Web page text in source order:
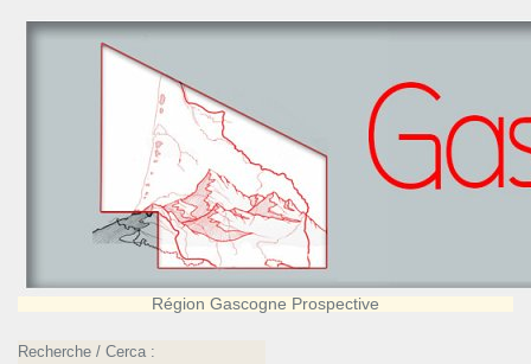
Région Gascogne Prospective
Recherche / Cerca :